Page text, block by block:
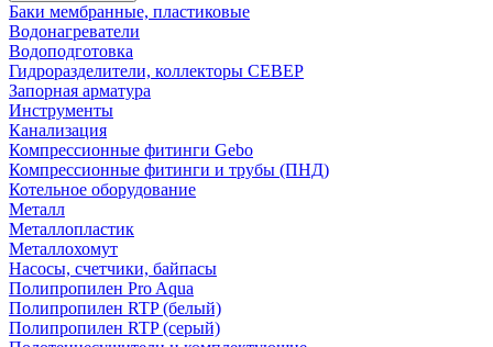
Баки мембранные, пластиковые
Водонагреватели
Водоподготовка
Гидроразделители, коллекторы СЕВЕР
Запорная арматура
Инструменты
Канализация
Компрессионные фитинги Gebo
Компрессионные фитинги и трубы (ПНД)
Котельное оборудование
Металл
Металлопластик
Металлохомут
Насосы, счетчики, байпасы
Полипропилен Pro Aqua
Полипропилен RTP (белый)
Полипропилен RTP (серый)